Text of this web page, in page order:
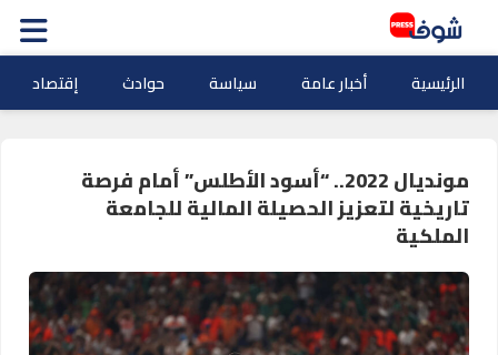
الرئيسية أخبار عامة سياسة حوادث إقتصاد
مونديال 2022.. “أسود الأطلس” أمام فرصة
تاريخية لتعزيز الحصيلة المالية للجامعة
الملكية